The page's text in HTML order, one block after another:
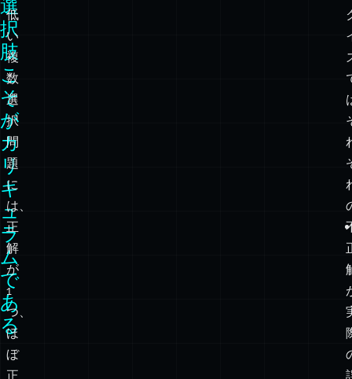
な
い。
誤
答
選
択
肢
こ
そ
が
カ
リ
キ
ュ
ラ
ム
質
の
低
い
複
数
選
択
問
題
に
は、
正
解
それはフォーマットの無駄遣いだ。